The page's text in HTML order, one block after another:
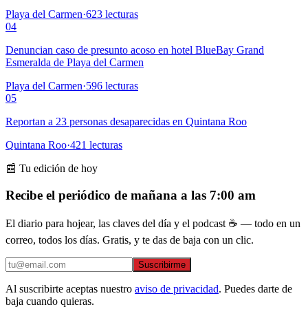
Playa del Carmen·623 lecturas
04
Denuncian caso de presunto acoso en hotel BlueBay Grand
Esmeralda de Playa del Carmen
Playa del Carmen·596 lecturas
05
Reportan a 23 personas desaparecidas en Quintana Roo
Quintana Roo·421 lecturas
📰 Tu edición de hoy
Recibe el periódico de mañana a las 7:00 am
El diario para hojear, las claves del día y el podcast ☕ — todo en un
correo, todos los días. Gratis, y te das de baja con un clic.
Suscribirme
Al suscribirte aceptas nuestro aviso de privacidad. Puedes darte de
baja cuando quieras.